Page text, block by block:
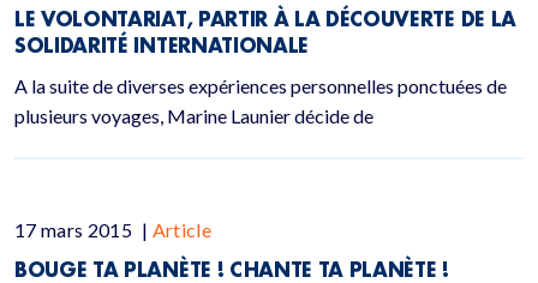
LE VOLONTARIAT, PARTIR À LA DÉCOUVERTE DE LA
SOLIDARITÉ INTERNATIONALE
A la suite de diverses expériences personnelles ponctuées de
plusieurs voyages, Marine Launier décide de
17 mars 2015 | Article
BOUGE TA PLANÈTE ! CHANTE TA PLANÈTE !